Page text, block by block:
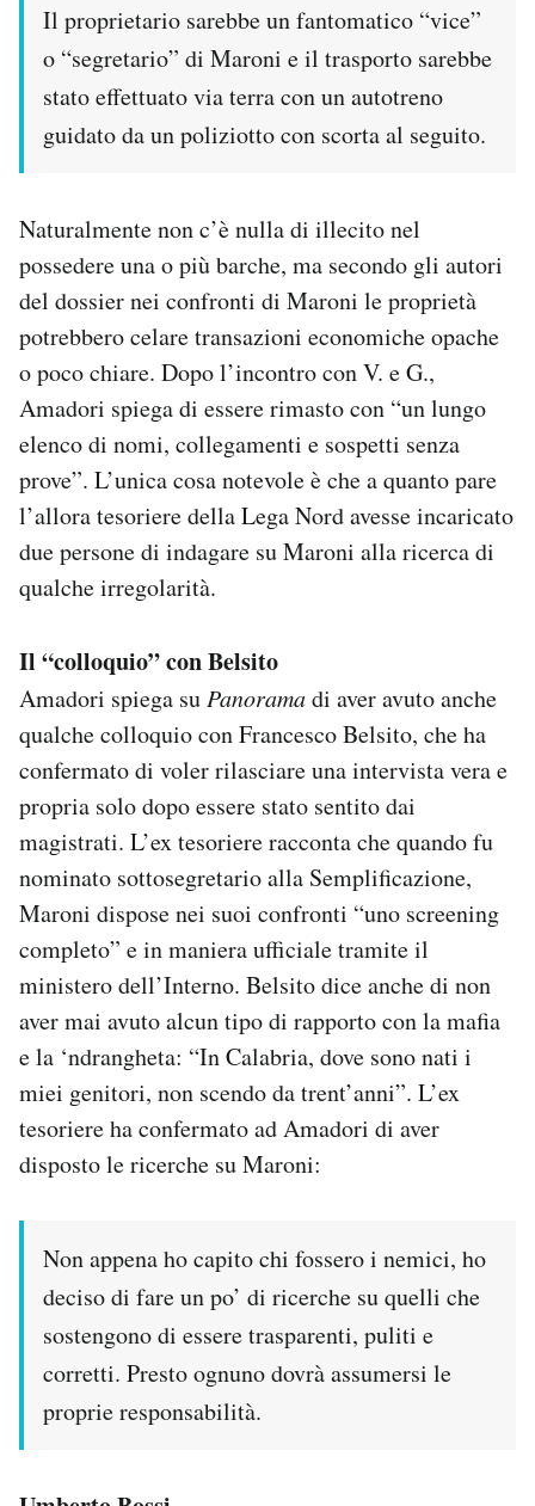
Il proprietario sarebbe un fantomatico “vice”
o “segretario” di Maroni e il trasporto sarebbe
stato effettuato via terra con un autotreno
guidato da un poliziotto con scorta al seguito.
Naturalmente non c’è nulla di illecito nel
possedere una o più barche, ma secondo gli autori
del dossier nei confronti di Maroni le proprietà
potrebbero celare transazioni economiche opache
o poco chiare. Dopo l’incontro con V. e G.,
Amadori spiega di essere rimasto con “un lungo
elenco di nomi, collegamenti e sospetti senza
prove”. L’unica cosa notevole è che a quanto pare
l’allora tesoriere della Lega Nord avesse incaricato
due persone di indagare su Maroni alla ricerca di
qualche irregolarità.
Il “colloquio” con Belsito
Amadori spiega suPanoramadi aver avuto anche
qualche colloquio con Francesco Belsito, che ha
confermato di voler rilasciare una intervista vera e
propria solo dopo essere stato sentito dai
magistrati. L’ex tesoriere racconta che quando fu
nominato sottosegretario alla Semplificazione,
Maroni dispose nei suoi confronti “uno screening
completo” e in maniera ufficiale tramite il
ministero dell’Interno. Belsito dice anche di non
aver mai avuto alcun tipo di rapporto con la mafia
e la ‘ndrangheta: “In Calabria, dove sono nati i
miei genitori, non scendo da trent’anni”. L’ex
tesoriere ha confermato ad Amadori di aver
disposto le ricerche su Maroni:
Non appena ho capito chi fossero i nemici, ho
deciso di fare un po’ di ricerche su quelli che
sostengono di essere trasparenti, puliti e
corretti. Presto ognuno dovrà assumersi le
proprie responsabilità.